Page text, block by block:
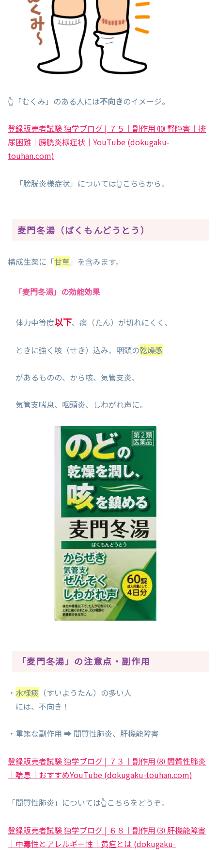
👆「むくみ」のある人には不向きのイメージ。
登録販売者試験 独学ブログ | ７５｜副作用 ⑽ 腎障害｜排
尿困難｜膀胱炎様症状｜YouTube (dokugaku-
touhan.com)
「膀胱炎様症状」については👆こちらから。
麦門冬湯（ばくもんどうとう）
構成生薬に「甘草」を含みます。
「麦門冬湯」の効能効果
体力中等度以下、痰（たん）が切れにくく、
ときに強く咳（せき）込み、咽頭の乾燥感
があるものの、から咳、気管支炎、
気管支喘息、咽頭炎、しわがれ声に。
「麦門冬湯」の注意点・副作用
・ 水様痰 （すいようたん）の多い人
には、不向き！
・重篤な副作用 ➡ 間質性肺炎、肝機能障害
登録販売者試験 独学ブログ | ７３｜副作用 ⑻ 間質性肺炎
｜喘息｜おすすめYouTube (dokugaku-touhan.com)
「間質性肺炎」については👆こちらをどうぞ。
登録販売者試験 独学ブログ | ６８｜副作用 ⑶ 肝機能障害
｜中毒性とアレルギー性｜黄疸とは (dokugaku-